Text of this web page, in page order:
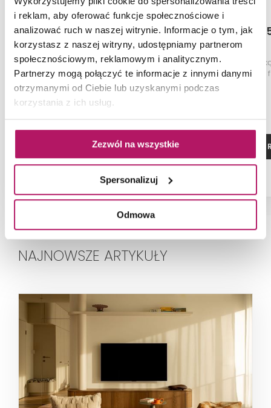
i reklam, aby oferować funkcje społecznościowe i
analizować ruch w naszej witrynie. Informacje o tym, jak
korzystasz z naszej witryny, udostępniamy partnerom
społecznościowym, reklamowym i analitycznym.
Partnerzy mogą połączyć te informacje z innymi danymi
otrzymanymi od Ciebie lub uzyskanymi podczas
korzystania z ich usług.
Zezwól na wszystkie
Spersonalizuj
Odmowa
Geberit iCon 204070600
Miska WC wisząca krótka,
Rimfree, ukryte mocowania, bez
deski, biała/KeraTect
-6% od 1 651,10 PLN najniższa cena
ZOBACZ PRODUKT
na zamówienie
Geberit iCon
Szafka z
cm, korpus i
lakierowany
ZOBACZ
NAJNOWSZE ARTYKUŁY